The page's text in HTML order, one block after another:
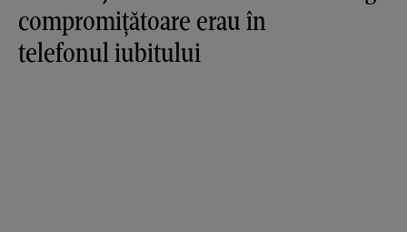
compromiţătoare erau în
telefonul iubitului